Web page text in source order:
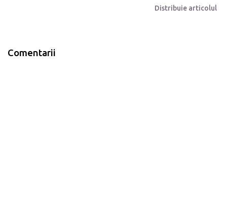
Distribuie articolul
Comentarii